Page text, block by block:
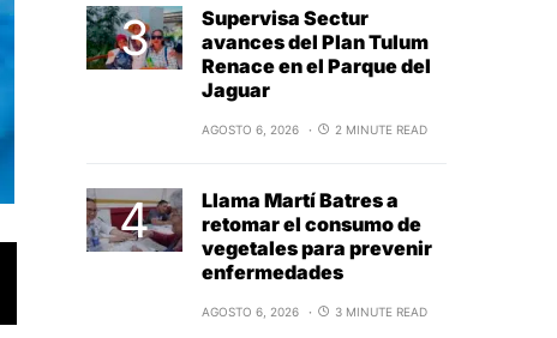
Supervisa Sectur
avances del Plan Tulum
Renace en el Parque del
Jaguar
AGOSTO 6, 2026 2 MINUTE READ
Llama Martí Batres a
retomar el consumo de
vegetales para prevenir
enfermedades
AGOSTO 6, 2026 3 MINUTE READ